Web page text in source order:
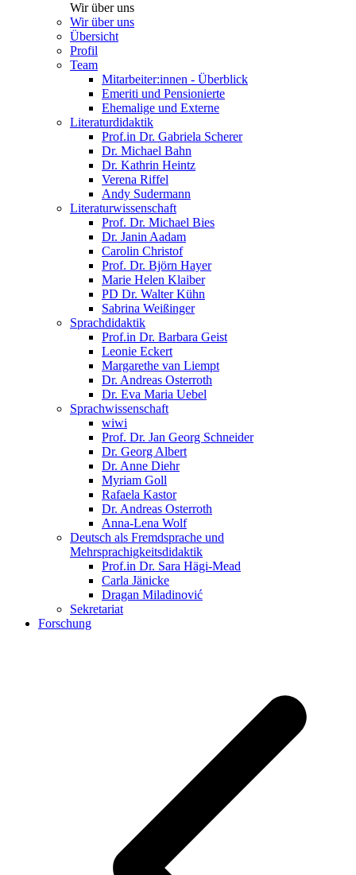
Wir über uns
Wir über uns
Übersicht
Profil
Team
Mitarbeiter:innen - Überblick
Emeriti und Pensionierte
Ehemalige und Externe
Literaturdidaktik
Prof.in Dr. Gabriela Scherer
Dr. Michael Bahn
Dr. Kathrin Heintz
Verena Riffel
Andy Sudermann
Literaturwissenschaft
Prof. Dr. Michael Bies
Dr. Janin Aadam
Carolin Christof
Prof. Dr. Björn Hayer
Marie Helen Klaiber
PD Dr. Walter Kühn
Sabrina Weißinger
Sprachdidaktik
Prof.in Dr. Barbara Geist
Leonie Eckert
Margarethe van Liempt
Dr. Andreas Osterroth
Dr. Eva Maria Uebel
Sprachwissenschaft
wiwi
Prof. Dr. Jan Georg Schneider
Dr. Georg Albert
Dr. Anne Diehr
Myriam Goll
Rafaela Kastor
Dr. Andreas Osterroth
Anna-Lena Wolf
Deutsch als Fremdsprache und
Mehrsprachigkeitsdidaktik
Prof.in Dr. Sara Hägi-Mead
Carla Jänicke
Dragan Miladinović
Sekretariat
Forschung